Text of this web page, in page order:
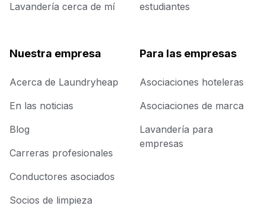
Lavandería cerca de mí
estudiantes
Nuestra empresa
Acerca de Laundryheap
En las noticias
Blog
Carreras profesionales
Conductores asociados
Socios de limpieza
Para las empresas
Asociaciones hoteleras
Asociaciones de marca
Lavandería para
empresas